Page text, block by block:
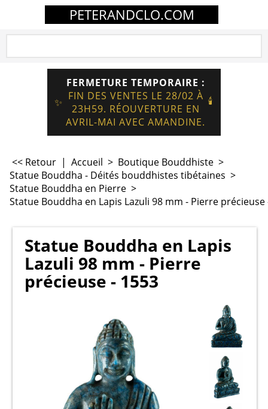
PETERANDCLO.COM
✨
FERMETURE TEMPORAIRE :
FIN DES VENTES LE 28/02 À
23H59. RÉOUVERTURE EN
AVRIL-MAI AVEC AMANDINE.
🕯️
<< Retour | Accueil > Boutique Bouddhiste >
Statue Bouddha - Déités bouddhistes tibétaines >
Statue Bouddha en Pierre >
Statue Bouddha en Lapis Lazuli 98 mm - Pierre précieuse
Statue Bouddha en Lapis
Lazuli 98 mm - Pierre
précieuse - 1553